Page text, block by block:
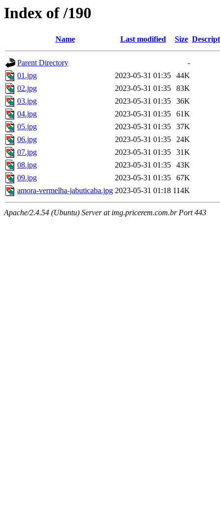
Index of /190
Name Last modified Size
Parent Directory
-
01.jpg
2023-05-31 01:35
44K
02.jpg
2023-05-31 01:35
83K
03.jpg
2023-05-31 01:35
36K
04.jpg
2023-05-31 01:35
61K
05.jpg
2023-05-31 01:35
37K
06.jpg
2023-05-31 01:35
24K
07.jpg
2023-05-31 01:35
31K
08.jpg
2023-05-31 01:35
43K
09.jpg
2023-05-31 01:35
67K
amora-vermelha-jabuticaba.jpg 2023-05-31 01:18 114K
Apache/2.4.54 (Ubuntu) Server at img.pricerem.com.br Port 443